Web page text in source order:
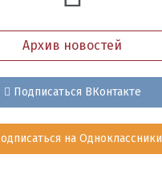
Архив новостей
Подписаться ВКонтакте
на Одноклассники